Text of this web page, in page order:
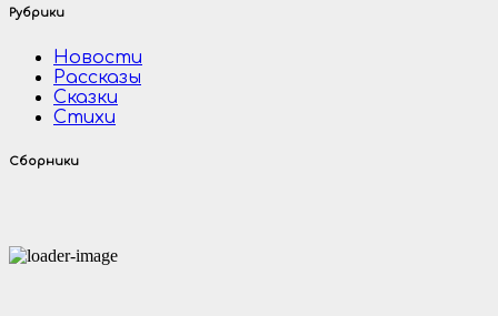
Рубрики
Новости
Рассказы
Сказки
Стихи
Сборники